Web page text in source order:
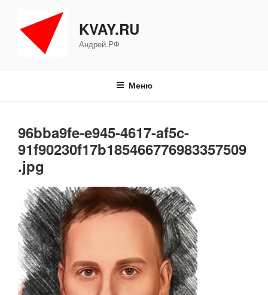
содержимому
KVAY.RU
Андрей.РФ
Меню
96bba9fe-e945-4617-af5c-
91f90230f17b185466776983357509
.jpg